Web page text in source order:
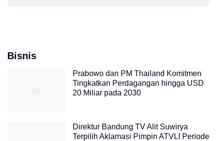
Bisnis
Prabowo dan PM Thailand Komitmen
Tingkatkan Perdagangan hingga USD
20 Miliar pada 2030
Direktur Bandung TV Alit Suwirya
Terpilih Aklamasi Pimpin ATVLI Periode